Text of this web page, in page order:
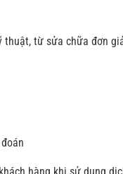
từ sửa chữa đơn